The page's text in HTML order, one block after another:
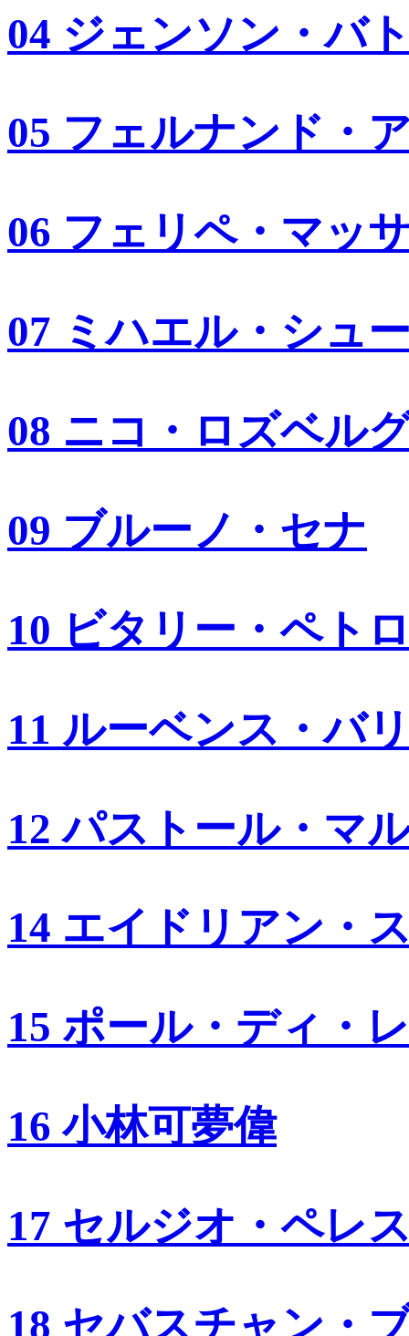
04 ジェンソン・バ
05 フェルナンド・
06 フェリペ・マッ
07 ミハエル・シュ
08 ニコ・ロズベル
09 ブルーノ・セナ
10 ビタリー・ペト
11 ルーベンス・バ
12 パストール・マ
14 エイドリアン・
15 ポール・ディ・
16 小林可夢偉
17 セルジオ・ペレ
18 セバスチャン・